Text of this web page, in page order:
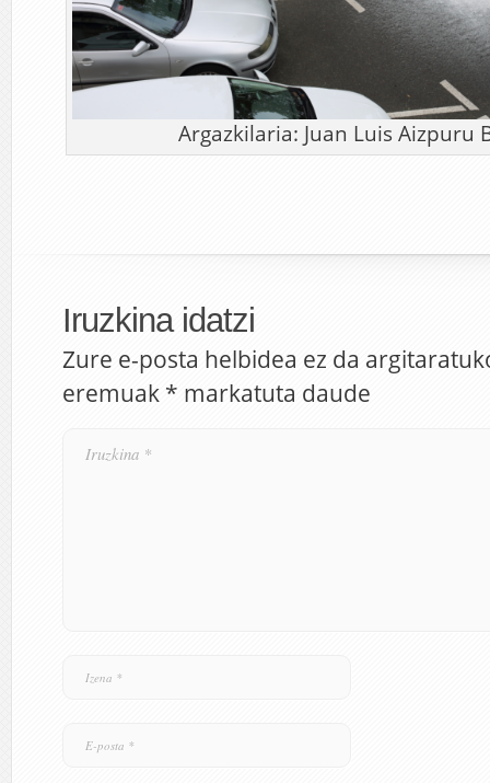
Argazkilaria: Juan Luis Aizpuru
Iruzkina idatzi
Zure e-posta helbidea ez da
eremuak * markatuta daude